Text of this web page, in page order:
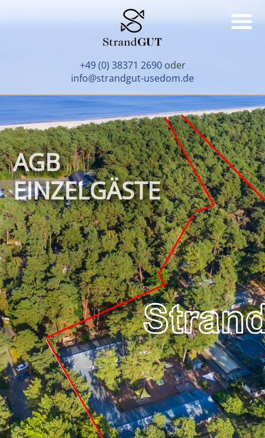
+49 (0) 38371 2690oder
info@strandgut-usedom.de
AGB
EINZELGÄSTE